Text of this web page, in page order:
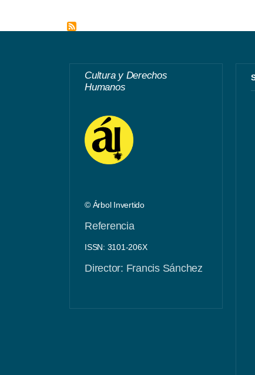
Cultura y Derechos
Humanos
© Árbol Invertido
Referencia
ISSN: 3101-206X
Director: Francis Sánchez